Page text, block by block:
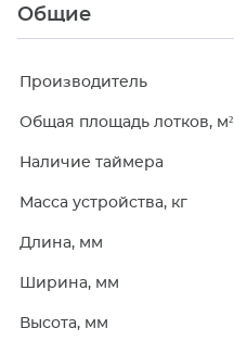
Общие
Производитель
Общая площадь лотков, м²
Наличие таймера
Масса устройства, кг
Длина, мм
Ширина, мм
Высота, мм